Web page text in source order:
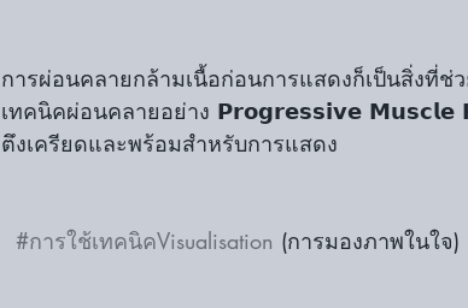
การผ่อนคลายกล้ามเนื้อก่อนการแสดงก็เป็นสิ่งที่ช่
เทคนิคผ่อนคลายอย่าง 𝗣𝗿𝗼𝗴𝗿𝗲𝘀𝘀𝗶𝘃𝗲
ตึงเครียดและพร้อมสำหรับการแสดง
#การใช้เทคนิคVisualisation (การมองภาพในใจ)